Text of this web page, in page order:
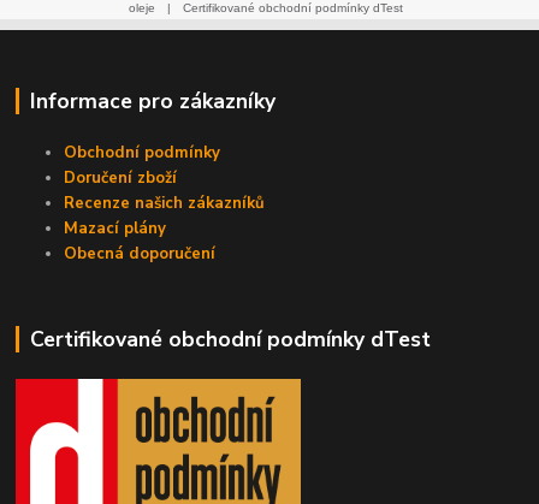
oleje
| Certifikované obchodní podmínky dTest
Informace pro zákazníky
Obchodní podmínky
Doručení zboží
Recenze našich zákazníků
Mazací plány
Obecná doporučení
Certifikované obchodní podmínky dTest